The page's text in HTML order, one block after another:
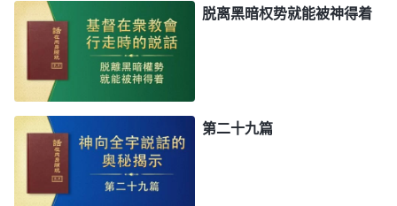
脱离黑暗权势就能被神得着
第二十九篇